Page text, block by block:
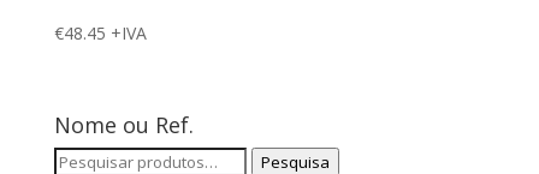
€48.45 +IVA
Nome ou Ref.
Pesquisar
Pesquisa